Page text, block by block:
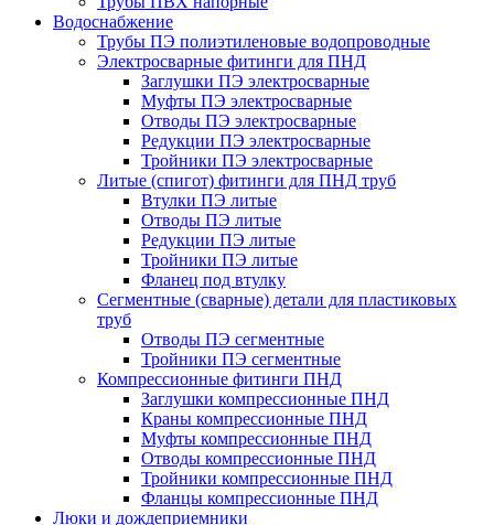
Водоснабжение
Трубы ПЭ полиэтиленовые водопроводные
Электросварные фитинги для ПНД
Заглушки ПЭ электросварные
Муфты ПЭ электросварные
Отводы ПЭ электросварные
Редукции ПЭ электросварные
Тройники ПЭ электросварные
Литые (спигот) фитинги для ПНД труб
Втулки ПЭ литые
Отводы ПЭ литые
Редукции ПЭ литые
Тройники ПЭ литые
Фланец под втулку
Сегментные (сварные) детали для пластиковых
труб
Отводы ПЭ сегментные
Тройники ПЭ сегментные
Компрессионные фитинги ПНД
Заглушки компрессионные ПНД
Краны компрессионные ПНД
Муфты компрессионные ПНД
Отводы компрессионные ПНД
Тройники компрессионные ПНД
Фланцы компрессионные ПНД
Люки и дождеприемники